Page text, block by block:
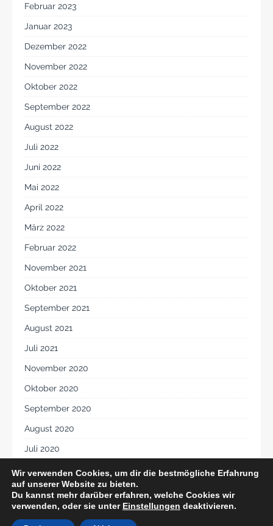
Februar 2023
Januar 2023
Dezember 2022
November 2022
Oktober 2022
September 2022
August 2022
Juli 2022
Juni 2022
Mai 2022
April 2022
März 2022
Februar 2022
November 2021
Oktober 2021
September 2021
August 2021
Juli 2021
November 2020
Oktober 2020
September 2020
August 2020
Juli 2020
Juni 2020
Wir verwenden Cookies, um dir die bestmögliche Erfahrung
auf unserer Website zu bieten.
Du kannst mehr darüber erfahren, welche Cookies wir
verwenden, oder sie unter Einstellungen deaktivieren.